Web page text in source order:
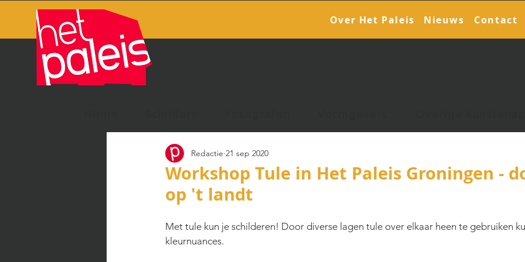
Over Het Paleis Nieuws Contact
Workshop Tule in Het Paleis Groningen -
op 't landt
Redactie 21 sep 2020
Met tule kun je schilderen! Door diverse lagen tule over elkaar heen te gebruiken
kleurnuances.